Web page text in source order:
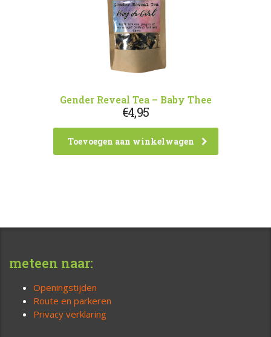
Gender Reveal Tea – Baby Thee
€4,95
Toevoegen aan winkelwagen
meteen naar:
Openingstijden
Route en parkeren
Privacy verklaring